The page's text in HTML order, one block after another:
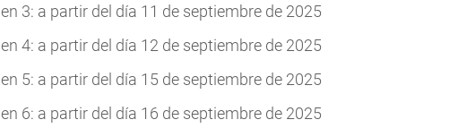
3: a partir del día 11 de septiembre de 2025
4: a partir del día 12 de septiembre de 2025
5: a partir del día 15 de septiembre de 2025
6: a partir del día 16 de septiembre de 2025